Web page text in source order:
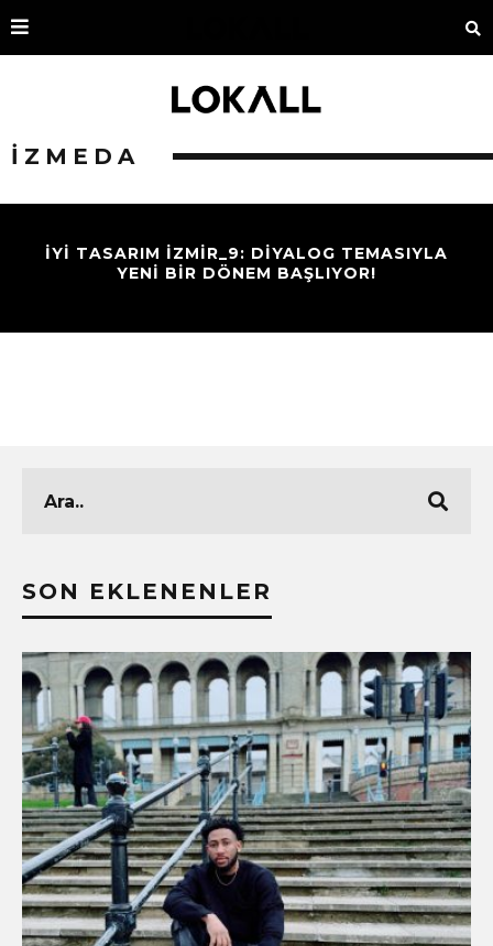
İZMEDA
İYI TASARIM İZMIR_9: DIYALOG TEMASIYLA
YENI BIR DÖNEM BAŞLIYOR!
SON EKLENENLER